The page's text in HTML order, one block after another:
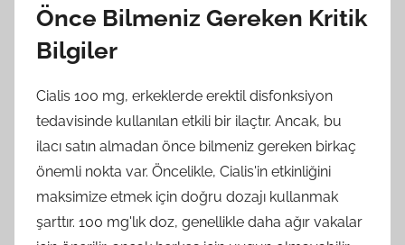
Önce Bilmeniz Gereken Kritik
Bilgiler
Cialis 100 mg, erkeklerde erektil disfonksiyon
tedavisinde kullanılan etkili bir ilaçtır. Ancak, bu
ilacı satın almadan önce bilmeniz gereken birkaç
önemli nokta var. Öncelikle, Cialis'in etkinliğini
maksimize etmek için doğru dozajı kullanmak
şarttır. 100 mg'lık doz, genellikle daha ağır vakalar